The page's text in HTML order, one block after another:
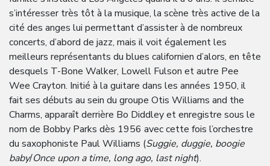
s’intéresser très tôt à la musique, la scène très active de la
cité des anges lui permettant d’assister à de nombreux
concerts, d’abord de jazz, mais il voit également les
meilleurs représentants du blues californien d’alors, en tête
desquels T-Bone Walker, Lowell Fulson et autre Pee
Wee Crayton. Initié à la guitare dans les années 1950, il
fait ses débuts au sein du groupe Otis Williams and the
Charms, apparaît derrière Bo Diddley et enregistre sous le
nom de Bobby Parks dès 1956 avec cette fois l’orchestre
du saxophoniste Paul Williams (Suggie, duggie, boogie
baby/Once upon a time, long ago, last night).